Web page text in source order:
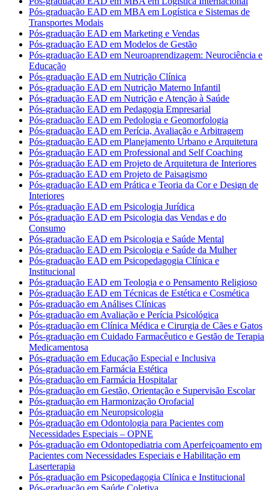
Pós-graduação EAD em MBA em Logística e Sistemas de
Transportes Modais
Pós-graduação EAD em Marketing e Vendas
Pós-graduação EAD em Modelos de Gestão
Pós-graduação EAD em Neuroaprendizagem: Neurociência e
Educação
Pós-graduação EAD em Nutrição Clínica
Pós-graduação EAD em Nutrição Materno Infantil
Pós-graduação EAD em Nutrição e Atenção à Saúde
Pós-graduação EAD em Pedagogia Empresarial
Pós-graduação EAD em Pedologia e Geomorfologia
Pós-graduação EAD em Perícia, Avaliação e Arbitragem
Pós-graduação EAD em Planejamento Urbano e Arquitetura
Pós-graduação EAD em Professional and Self Coaching
Pós-graduação EAD em Projeto de Arquitetura de Interiores
Pós-graduação EAD em Projeto de Paisagismo
Pós-graduação EAD em Prática e Teoria da Cor e Design de
Interiores
Pós-graduação EAD em Psicologia Jurídica
Pós-graduação EAD em Psicologia das Vendas e do
Consumo
Pós-graduação EAD em Psicologia e Saúde Mental
Pós-graduação EAD em Psicologia e Saúde da Mulher
Pós-graduação EAD em Psicopedagogia Clínica e
Institucional
Pós-graduação EAD em Teologia e o Pensamento Religioso
Pós-graduação EAD em Técnicas de Estética e Cosmética
Pós-graduação em Análises Clínicas
Pós-graduação em Avaliação e Perícia Psicológica
Pós-graduação em Clínica Médica e Cirurgia de Cães e Gatos
Pós-graduação em Cuidado Farmacêutico e Gestão de Terapia
Medicamentosa
Pós-graduação em Educação Especial e Inclusiva
Pós-graduação em Farmácia Estética
Pós-graduação em Farmácia Hospitalar
Pós-graduação em Gestão, Orientação e Supervisão Escolar
Pós-graduação em Harmonização Orofacial
Pós-graduação em Neuropsicologia
Pós-graduação em Odontologia para Pacientes com
Necessidades Especiais – OPNE
Pós-graduação em Odontopediatria com Aperfeiçoamento em
Pacientes com Necessidades Especiais e Habilitação em
Laserterapia
Pós-graduação em Psicopedagogia Clínica e Institucional
Pós-graduação em Saúde Coletiva